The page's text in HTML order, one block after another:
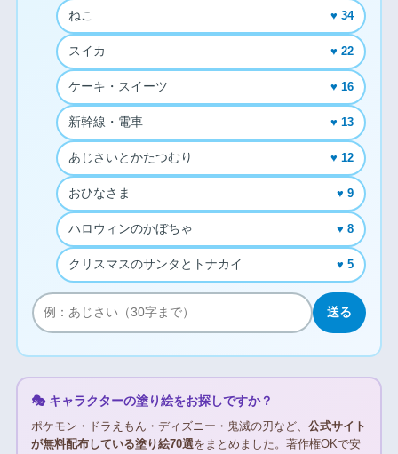
ねこ ♥ 34
スイカ ♥ 22
ケーキ・スイーツ ♥ 16
新幹線・電車 ♥ 13
あじさいとかたつむり ♥ 12
おひなさま ♥ 9
ハロウィンのかぼちゃ ♥ 8
クリスマスのサンタとトナカイ ♥ 5
送る
🎭 キャラクターの塗り絵をお探しですか？
ポケモン・ドラえもん・ディズニー・鬼滅の刃など、 公式サイト
が無料配布している塗り絵70選をまとめました。著作権OKで安